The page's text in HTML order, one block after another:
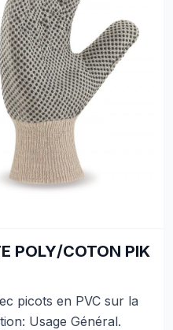
POLY/COTON PIK
picots en PVC sur la
Usage Général.